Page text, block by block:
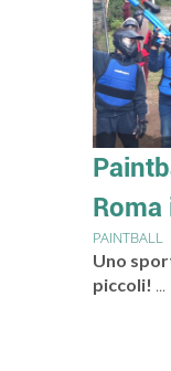
Roma
PAINTBALL
Uno
piccoli!